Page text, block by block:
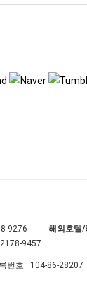
9276 해외호텔/
9457
번호 : 104-86-28207